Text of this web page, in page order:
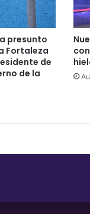
presunto
Fortaleza
de
de la